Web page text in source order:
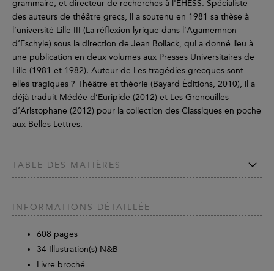
grammaire, et directeur de recherches à l'EHESS. Spécialiste
des auteurs de théâtre grecs, il a soutenu en 1981 sa thèse à
l’université Lille III (La réflexion lyrique dans l’Agamemnon
d’Eschyle) sous la direction de Jean Bollack, qui a donné lieu à
une publication en deux volumes aux Presses Universitaires de
Lille (1981 et 1982). Auteur de Les tragédies grecques sont-
elles tragiques ? Théâtre et théorie (Bayard Éditions, 2010), il a
déjà traduit Médée d’Euripide (2012) et Les Grenouilles
d’Aristophane (2012) pour la collection des Classiques en poche
aux Belles Lettres.
TABLE DES MATIÈRES
INFORMATIONS DÉTAILLÉE
608 pages
34 Illustration(s) N&B
Livre broché